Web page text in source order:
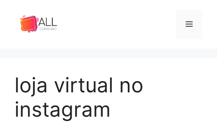
Menu
loja virtual no
instagram